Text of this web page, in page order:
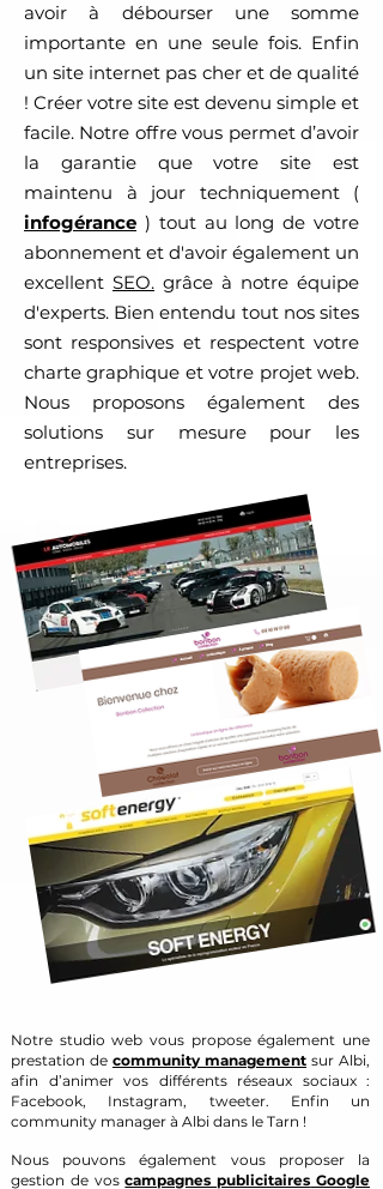
avoir à débourser une somme
importante en une seule fois. Enfin
un site internet pas cher et de qualité
! Créer votre site est devenu simple et
facile. Notre offre vous permet d’avoir
la garantie que votre site est
maintenu à jour techniquement (
infogérance ) tout au long de votre
abonnement et d'avoir également un
excellent SEO. grâce à notre équipe
d'experts. Bien entendu tout nos sites
sont responsives et respectent votre
charte graphique et votre projet web.
Nous proposons également des
solutions sur mesure pour les
entreprises.
Notre studio web vous propose également une
prestation de community management sur Albi,
afin d’animer vos différents réseaux sociaux :
Facebook, Instagram, tweeter. Enfin un
community manager à Albi dans le Tarn !
Nous pouvons également vous proposer la
gestion de voscampagnes publicitaires Google